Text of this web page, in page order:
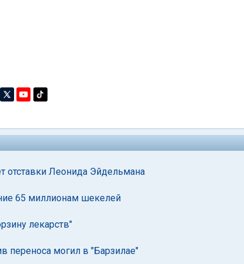
отставки Леонида Эйдельмана
65 миллионам шекелей
лекарств"
переноса могил в "Барзилае"